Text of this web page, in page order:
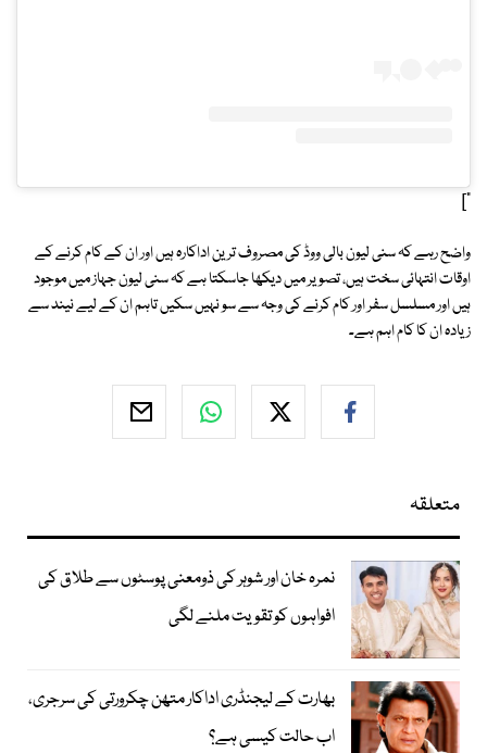
"]
واضح رہے کہ سنی لیون بالی ووڈ کی مصروف ترین اداکارہ ہیں اور ان کے کام کرنے کے
اوقات انتہائی سخت ہیں، تصویر میں دیکھا جاسکتا ہے کہ سنی لیون جہاز میں موجود
ہیں اور مسلسل سفر اور کام کرنے کی وجہ سے سو نہیں سکیں تاہم ان کے لیے نیند سے
زیادہ ان کا کام اہم ہے۔
متعلقہ
نمرہ خان اور شوہر کی ذومعنی پوسٹوں سے طلاق کی
افواہوں کو تقویت ملنے لگی
بھارت کے لیجنڈری اداکار متھن چکرورتی کی سرجری،
اب حالت کیسی ہے؟